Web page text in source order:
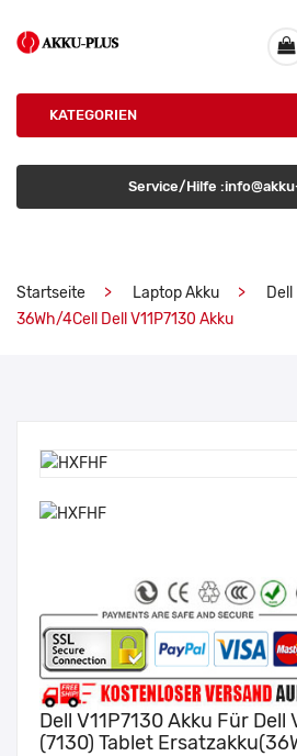
KATEGORIEN
Service/Hilfe
Startseite Laptop Akku
Dell
36Wh/4Cell Dell V11P7130 Akku
Dell V11P7130 Akku Für Dell
(7130) Tablet